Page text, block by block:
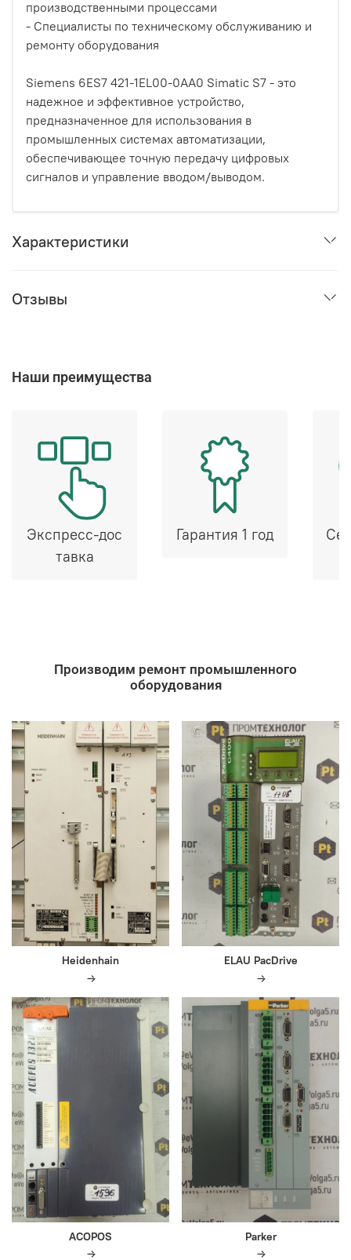
производственными процессами
- Специалисты по техническому обслуживанию и
ремонту оборудования
Siemens 6ES7 421-1EL00-0AA0 Simatic S7 - это
надежное и эффективное устройство,
предназначенное для использования в
промышленных системах автоматизации,
обеспечивающее точную передачу цифровых
сигналов и управление вводом/выводом.
Характеристики
Отзывы
Наши преимущества
Экспресс-дос
тавка
Гарантия 1 год
Производим ремонт промышленного
оборудования
Heidenhain ELAU PacDrive
ACOPOS Parker